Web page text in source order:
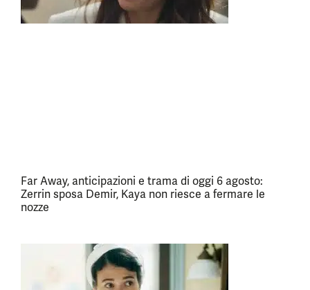
Far Away, anticipazioni e trama di oggi 6 agosto:
Zerrin sposa Demir, Kaya non riesce a fermare le
nozze